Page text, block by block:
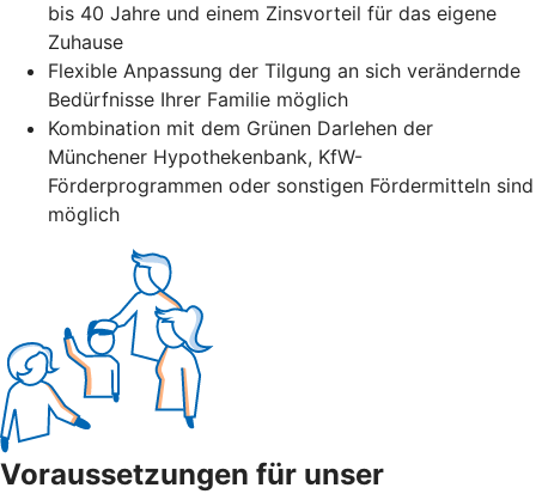
bis 40 Jahre und einem Zinsvorteil für das eigene
Zuhause
Flexible Anpassung der Tilgung an sich verändernde
Bedürfnisse Ihrer Familie möglich
Kombination mit dem Grünen Darlehen der
Münchener Hypothekenbank, KfW-
Förderprogrammen oder sonstigen Fördermitteln sind
möglich
Voraussetzungen für unser